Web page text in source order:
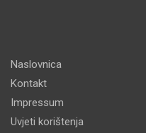
Naslovnica
Kontakt
Impressum
Uvjeti korištenja